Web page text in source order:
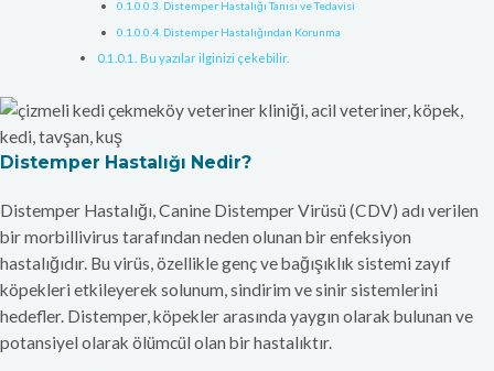
Distemper Hastalığı Tanısı ve Tedavisi
Distemper Hastalığından Korunma
Bu yazılar ilginizi çekebilir.
Distemper Hastalığı Nedir?
Distemper Hastalığı, Canine Distemper Virüsü (CDV) adı verilen
bir morbillivirus tarafından neden olunan bir enfeksiyon
hastalığıdır. Bu virüs, özellikle genç ve bağışıklık sistemi zayıf
köpekleri etkileyerek solunum, sindirim ve sinir sistemlerini
hedefler. Distemper, köpekler arasında yaygın olarak bulunan ve
potansiyel olarak ölümcül olan bir hastalıktır.